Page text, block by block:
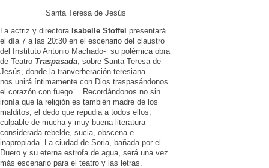
Santa Teresa de Jesús
La actriz y directora Isabelle Stoffel presentará
el día 7 a las 20:30 en el escenario del claustro
del Instituto Antonio Machado- su polémica obra
de Teatro Traspasada , sobre Santa Teresa de
Jesús, donde la tranverberación teresiana
nos unirá íntimamente con Dios traspasándonos
el corazón con fuego… Recordándonos no sin
ironía que la religión es también madre de los
malditos, el dedo que repudia a todos ellos,
culpable de mucha y muy buena literatura
considerada rebelde, sucia, obscena e
inapropiada. La ciudad de Soria, bañada por el
Duero y su eterna estrofa de agua, será una vez
más escenario para el teatro y las letras.